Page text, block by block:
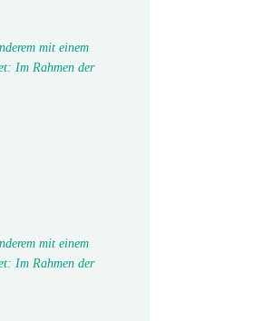
mit einem
Im Rahmen der
mit einem
Im Rahmen der